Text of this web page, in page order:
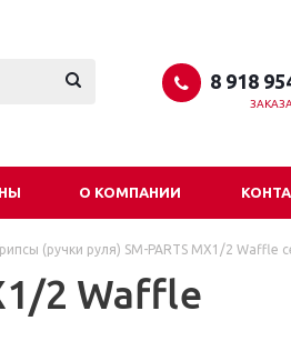
8 918
О КОМПАНИИ
(ручки руля) SM-PARTS MX1/2 Waffle
2 Waffle